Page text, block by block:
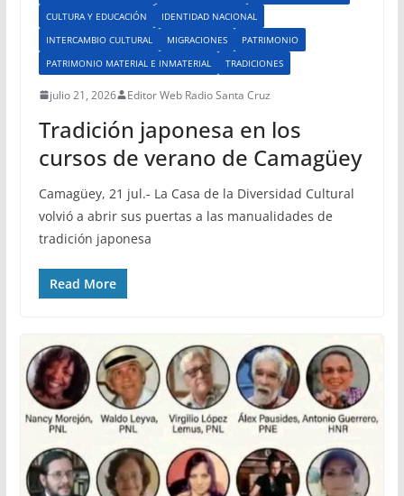
CULTURA Y EDUCACIÓN
IDENTIDAD NACIONAL
INTERCAMBIO CULTURAL
MIGRACIONES
PATRIMONIO
PATRIMONIO MATERIAL E INMATERIAL
TRADICIONES
julio 21, 2026 Editor Web Radio Santa Cruz
Tradición japonesa en los
cursos de verano de Camagüey
Camagüey, 21 jul.- La Casa de la Diversidad Cultural
volvió a abrir sus puertas a las manualidades de
tradición japonesa
Read More